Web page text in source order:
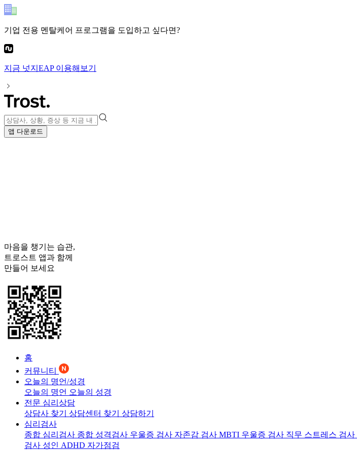
기업 전용 멘탈케어 프로그램을 도입하고 싶다면?
지금 넛지EAP이용해보기
앱 다운로드
마음을 챙기는 습관,
트로스트 앱과 함께
만들어 보세요
홈
커뮤니티
오늘의 명언/성경
오늘의 명언 오늘의 성경
전문 심리상담
상담사 찾기 상담센터 찾기 상담하기
심리검사
종합 심리검사 종합 성격검사 우울증 검사 자존감 검사 MBTI 우울증 검사 직무 스트레스 검사
검사 성인 ADHD 자가점검